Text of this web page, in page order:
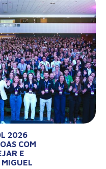
2026
COM
E
MIGUEL